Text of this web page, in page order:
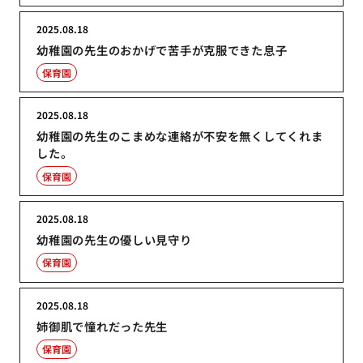
幼稚園の先生のおかげで苦手が克服できた息子
2025.08.18
保育園
幼稚園の先生のこまめな連絡が不安を無くしてくれま
した。
2025.08.18
保育園
幼稚園の先生の優しい見守り
2025.08.18
保育園
姉御肌で憧れだった先生
2025.08.18
保育園